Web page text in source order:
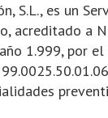
S.L., es un
acreditado a
1.999, por el